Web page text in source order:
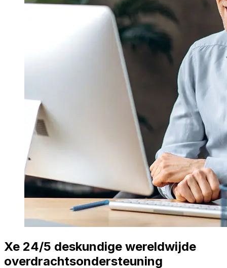
Xe 24/5 deskundige wereldwijde
overdrachtsondersteuning